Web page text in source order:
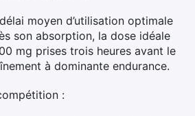
moyen d’utilisation optimale
son absorption, la dose idéale
mg prises trois heures avant le
à dominante endurance.
: